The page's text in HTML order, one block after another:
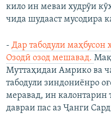
кило ин меваи худрӯи
чида шудааст мусодира
- Дар табодули маҳбусон
Озодӣ озод мешавад.
Муттаҳидаи Амрико ва
табодули зиндониёнро
меравад, ин калонтарин
давраи пас аз Ҷанги